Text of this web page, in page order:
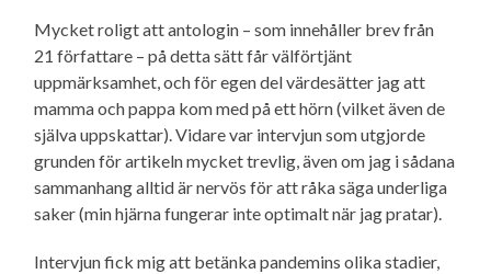
Mycket roligt att antologin – som innehåller brev från
21 författare – på detta sätt får välförtjänt
uppmärksamhet, och för egen del värdesätter jag att
mamma och pappa kom med på ett hörn (vilket även de
själva uppskattar). Vidare var intervjun som utgjorde
grunden för artikeln mycket trevlig, även om jag i sådana
sammanhang alltid är nervös för att råka säga underliga
saker (min hjärna fungerar inte optimalt när jag pratar).
Intervjun fick mig att betänka pandemins olika stadier,